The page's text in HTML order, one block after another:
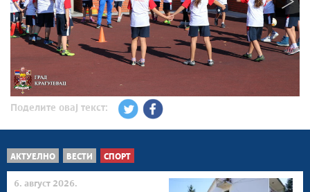
Поделите овај текст:
АКТУЕЛНО ВЕСТИ СПОРТ
6. август 2026.